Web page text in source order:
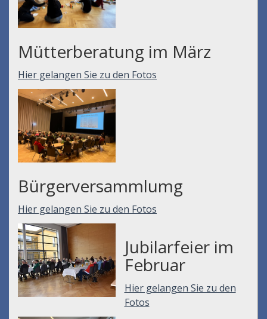
Mütterberatung im März
Hier gelangen Sie zu den Fotos
Bürgerversammlumg
Hier gelangen Sie zu den Fotos
Jubilarfeier im
Februar
Hier gelangen Sie zu den
Fotos